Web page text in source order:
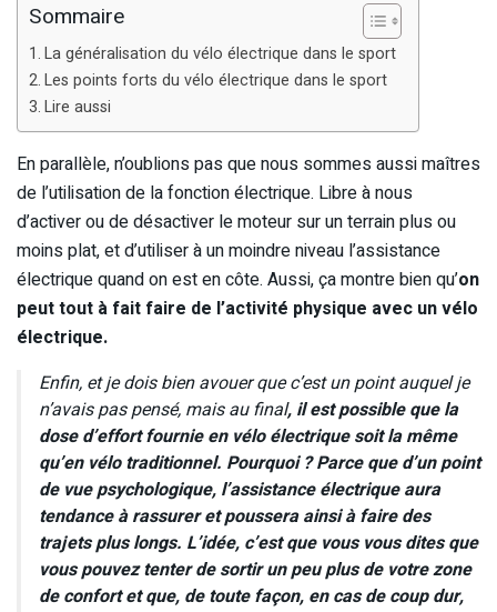
Sommaire
La généralisation du vélo électrique dans le sport
Les points forts du vélo électrique dans le sport
Lire aussi
En parallèle, n’oublions pas que nous sommes aussi maîtres
de l’utilisation de la fonction électrique. Libre à nous
d’activer ou de désactiver le moteur sur un terrain plus ou
moins plat, et d’utiliser à un moindre niveau l’assistance
électrique quand on est en côte. Aussi, ça montre bien qu’on
peut tout à fait faire de l’activité physique avec un vélo
électrique.
Enfin, et je dois bien avouer que c’est un point auquel je
n’avais pas pensé, mais au final, il est possible que la
dose d’effort fournie en vélo électrique soit la même
qu’en vélo traditionnel. Pourquoi ? Parce que d’un point
de vue psychologique, l’assistance électrique aura
tendance à rassurer et poussera ainsi à faire des
trajets plus longs. L’idée, c’est que vous vous dites que
vous pouvez tenter de sortir un peu plus de votre zone
de confort et que, de toute façon, en cas de coup dur,